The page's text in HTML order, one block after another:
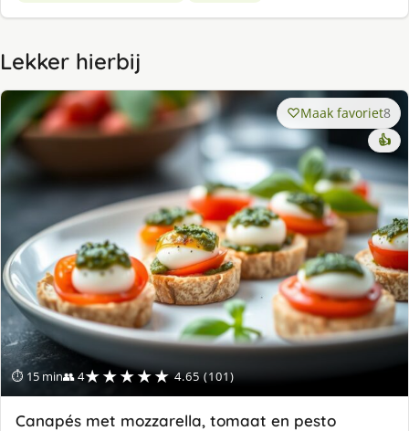
Lekker hierbij
⏱ 15 min👥 4★★★★★ 4.65 (101)
Maak favoriet8
👍
Canapés met mozzarella, tomaat en pesto